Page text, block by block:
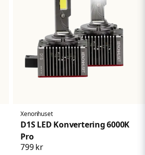
Xenonhuset
D1S LED Konvertering 6000K
Pro
799 kr